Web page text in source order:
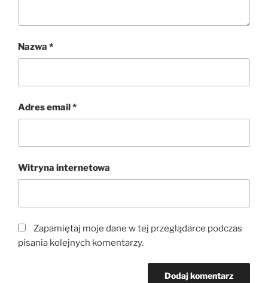
Nazwa *
Adres email*
Witryna internetowa
Zapamiętaj moje dane w tej przeglądarce podczas
pisania kolejnych komentarzy.